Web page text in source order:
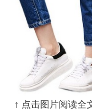
↑ 点击图片阅读全